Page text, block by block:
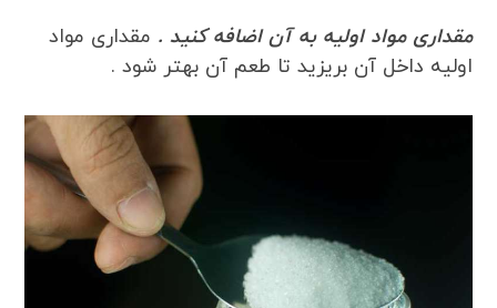
مقداری مواد اولیه به آن اضافه کنید . مقداری مواد
اولیه داخل آن بریزید تا طعم آن بهتر شود .